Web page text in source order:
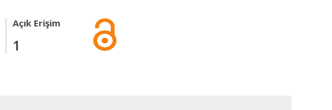
Açık Erişim
1